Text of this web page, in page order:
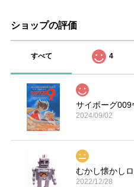
ショップの評価
すべて 4
サイボーグ009
2024/09/02
2022/12/28